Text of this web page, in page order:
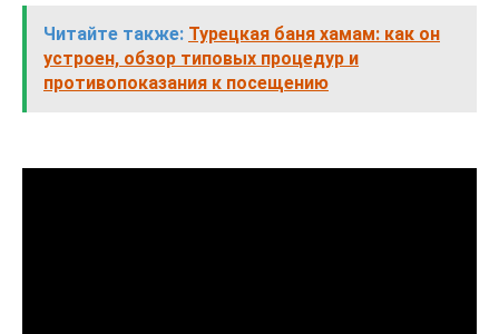
Читайте также: Турецкая баня хамам: как он
устроен, обзор типовых процедур и
противопоказания к посещению